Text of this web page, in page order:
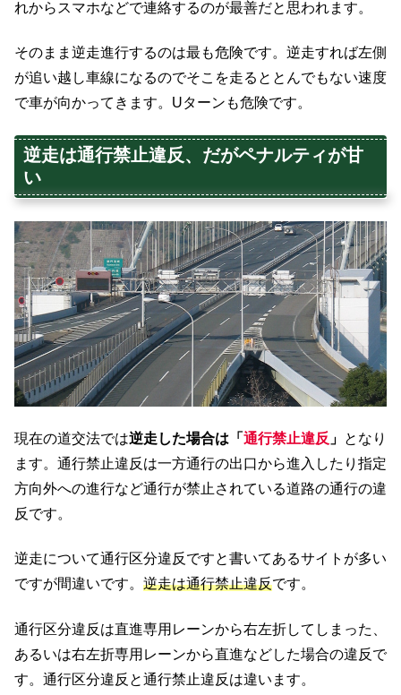
れからスマホなどで連絡するのが最善だと思われます。
そのまま逆走進行するのは最も危険です。逆走すれば左側
が追い越し車線になるのでそこを走るととんでもない速度
で車が向かってきます。Uターンも危険です。
逆走は通行禁止違反、だがペナルティが甘
い
現在の道交法では逆走した場合は「 通行禁止違反 」 となり
ます。通行禁止違反は一方通行の出口から進入したり指定
方向外への進行など通行が禁止されている道路の通行の違
反です。
逆走について通行区分違反ですと書いてあるサイトが多い
ですが間違いです。 逆走は通行禁止違反です。
通行区分違反は直進専用レーンから右左折してしまった、
あるいは右左折専用レーンから直進などした場合の違反で
す。通行区分違反と通行禁止違反は違います。